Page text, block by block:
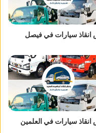
انقاذ سيارات في فيصل
سيارات في العلمين